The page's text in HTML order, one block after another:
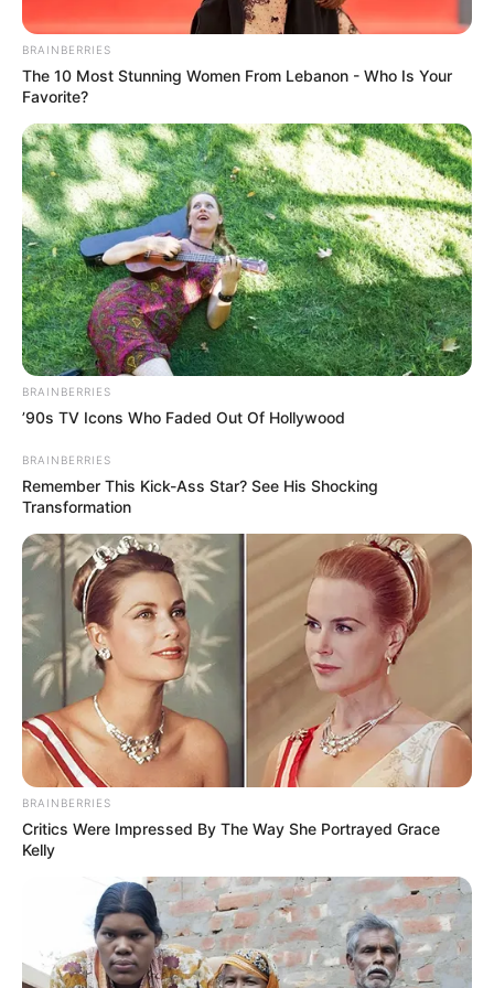
Purifica tus
Riñones con Té de
Perejil
19 March, 2025 byadmin
Purifica tus
Riñones con Té de
Perejil
BRAINBERRIES
The 10 Most Stunning Women From Lebanon - Who Is Your
Favorite?
BRAINBERRIES
’90s TV Icons Who Faded Out Of Hollywood
BRAINBERRIES
Remember This Kick-Ass Star? See His Shocking
Transformation
BRAINBERRIES
Critics Were Impressed By The Way She Portrayed Grace
Kelly